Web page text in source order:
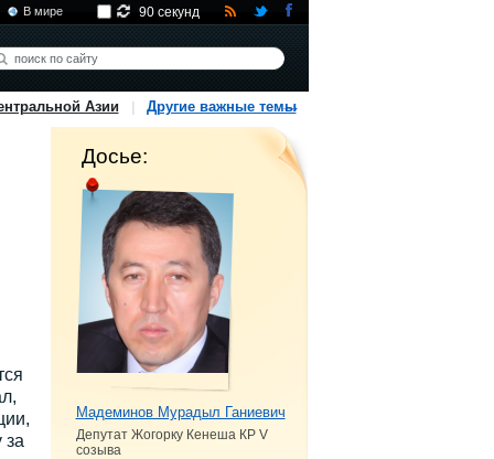
В мире 90 секунд
Азии Другие важные темы
за
Досье:
Мадеминов Мурадыл Ганиевич
Депутат Жогорку Кенеша КР V
созыва